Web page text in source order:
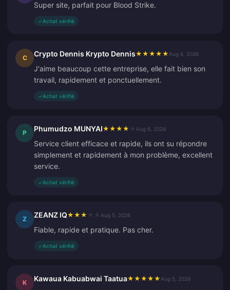
Super site, parfait pour Blood Strike.
✓Achat vérifié
C Crypto Dennis Krypto Dennis★ ★ ★ ★ ★ Aug 6, 2026
J'aime beaucoup cette entreprise, elle fait bien son
travail, rapidement et ponctuellement.
✓Achat vérifié
P Phumudzo MUNYAI★ ★ ★ ★ Aug 6, 2026
Service client efficace et rapide, ils ont su répondre
simplement et rapidement à mon problème, excellent
service.
✓Achat vérifié
Z ZEANZ IQ★ ★ ★ Aug 5, 2026
Fiable, rapide et pratique. Pas cher.
✓Achat vérifié
K Kawaua Kabuabwai Taatua★ ★ ★ ★ ★ Aug 5, 2026